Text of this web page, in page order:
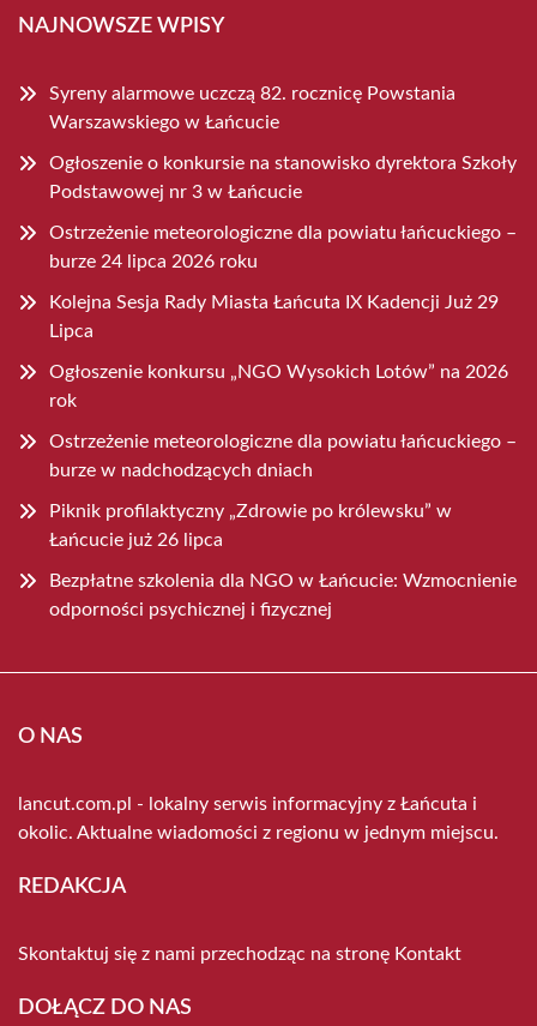
NAJNOWSZE WPISY
Syreny alarmowe uczczą 82. rocznicę Powstania
Warszawskiego w Łańcucie
Ogłoszenie o konkursie na stanowisko dyrektora Szkoły
Podstawowej nr 3 w Łańcucie
Ostrzeżenie meteorologiczne dla powiatu łańcuckiego –
burze 24 lipca 2026 roku
Kolejna Sesja Rady Miasta Łańcuta IX Kadencji Już 29
Lipca
Ogłoszenie konkursu „NGO Wysokich Lotów” na 2026
rok
Ostrzeżenie meteorologiczne dla powiatu łańcuckiego –
burze w nadchodzących dniach
Piknik profilaktyczny „Zdrowie po królewsku” w
Łańcucie już 26 lipca
Bezpłatne szkolenia dla NGO w Łańcucie: Wzmocnienie
odporności psychicznej i fizycznej
O NAS
lancut.com.pl - lokalny serwis informacyjny z Łańcuta i
okolic. Aktualne wiadomości z regionu w jednym miejscu.
REDAKCJA
Skontaktuj się z nami przechodząc na stronę Kontakt
DOŁĄCZ DO NAS